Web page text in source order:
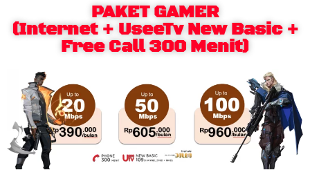
PAKET GAMER
(Internet + UseeTv New Basic +
Free Call 300 Menit)